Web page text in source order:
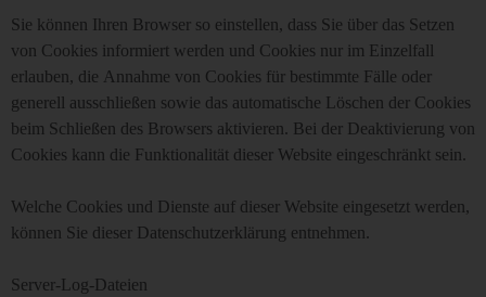
Sie können Ihren Browser so einstellen, dass Sie über das Setzen
von Cookies informiert werden und Cookies nur im Einzelfall
erlauben, die Annahme von Cookies für bestimmte Fälle oder
generell ausschließen sowie das automatische Löschen der Cookies
beim Schließen des Browsers aktivieren. Bei der Deaktivierung von
Cookies kann die Funktionalität dieser Website eingeschränkt sein.
Welche Cookies und Dienste auf dieser Website eingesetzt werden,
können Sie dieser Datenschutzerklärung entnehmen.
Server-Log-Dateien